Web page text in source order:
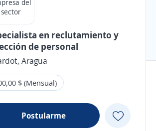
del
sector
en reclutamiento y
de personal
Aragua
$ (Mensual)
Postularme